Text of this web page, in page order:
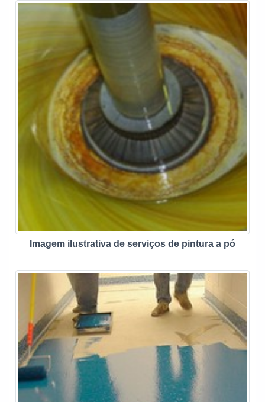
causando a vedação total na junção. Porém, como esse
modelo é ideal para tubos PEAD e PP, é fundamental
contar com uma empresa responsável pela locação.A DPS
é referência e destaque em aluguel de máquinas de
soldagens. A companhia conta com equipamentos de
primeira linha, garantindo a melhor qualidade na aplicação
de soldas e obtendo os melhores resultados possíveis.
Além disso, a empresa realiza a locação de geradores,
assegurando o fornecimento de energia elétrica em
qualquer ambiente. Por isso, na hora de alugar um
equipamento para soldagem de termofusão, é fundamental
contar com a qualidade e segurança de uma empresa como
a DPS. Além de oferece equipamentos de primeira linha,
ela conta com atendimento personalizado, garantindo o
auxílio necessário para a escolha. Dentre os serviços
oferecidos, destacam-se:Manutenção de linhas em PEAD e
PP; Soldagem por termofusão;Locação de
equipamentos;Soldagem por eletrofusão.A MELHOR
procurando por quanto custa aluguel de máquina
termofusão? A DPS, atuante há mais de 30 anos no
mercado de soldagens, é a mais indicada quando se trata
de soldas em PEAD e PP. A empresa também conta com
profissionais experientes, capacitados anualmente com
reciclagens e atualizações, garantindo que possam ser
oferecidas soluções eficientes.
Imagem ilustrativa de serviços de pintura a pó